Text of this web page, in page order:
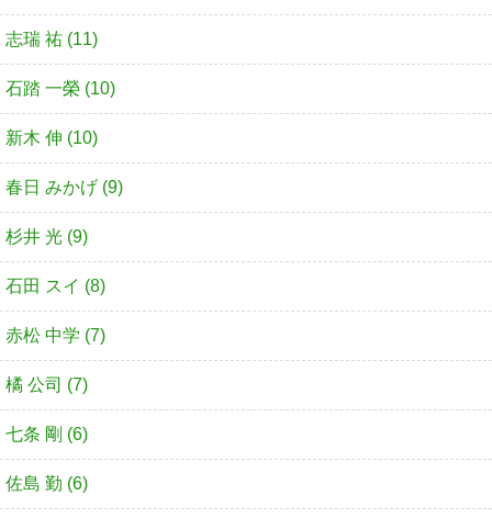
志瑞 祐 (11)
石踏 一榮 (10)
新木 伸 (10)
春日 みかげ (9)
杉井 光 (9)
石田 スイ (8)
赤松 中学 (7)
橘 公司 (7)
七条 剛 (6)
佐島 勤 (6)